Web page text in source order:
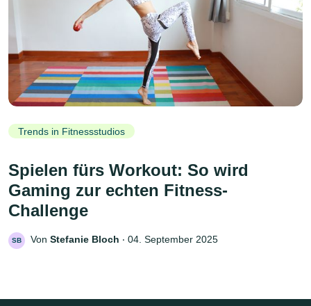
Trends in Fitnessstudios
Spielen fürs Workout: So wird
Gaming zur echten Fitness-
Challenge
SB Von Stefanie Bloch ‧ 04. September 2025